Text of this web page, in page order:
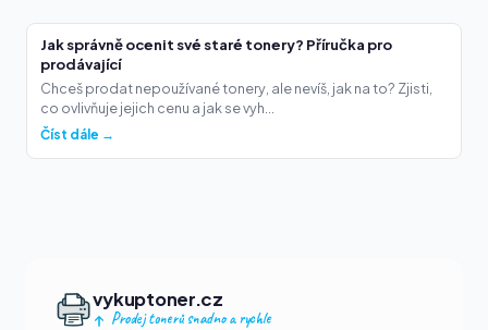
Jak správně ocenit své staré tonery? Příručka pro
prodávající
Chceš prodat nepoužívané tonery, ale nevíš, jak na to? Zjisti,
co ovlivňuje jejich cenu a jak se vyh...
Číst dále →
vykuptoner.cz
Prodej tonerů snadno a rychle